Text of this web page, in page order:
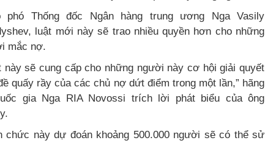
phó Thống đốc Ngân hàng trung ương Nga Vasily
luật mới này sẽ trao nhiều quyền hơn cho những
mắc nợ.
này sẽ cung cấp cho những người này cơ hội giải quyết
quấy rầy của các chủ nợ dứt điểm trong một lần,” hãng
gia Nga RIA Novossi trích lời phát biểu của ông
chức này dự đoán khoảng 500.000 người sẽ có thể sử